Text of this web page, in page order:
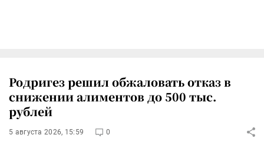
Родригез решил обжаловать отказ в
снижении алиментов до 500 тыс.
рублей
5 августа 2026, 15:59 0